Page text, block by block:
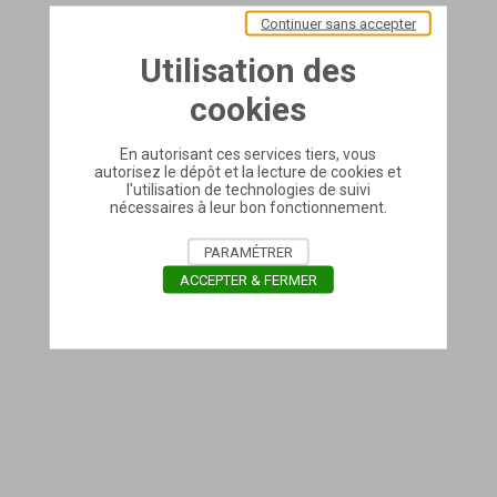
Utilisation des
cookies
En autorisant ces services tiers, vous
autorisez le dépôt et la lecture de cookies et
l'utilisation de technologies de suivi
nécessaires à leur bon fonctionnement.
Continuer sans accepter
PARAMÉTRER
ACCEPTER & FERMER